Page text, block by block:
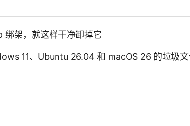
架，就这样干净卸掉它
11、Ubuntu 26.04 和 macOS 26 的垃圾